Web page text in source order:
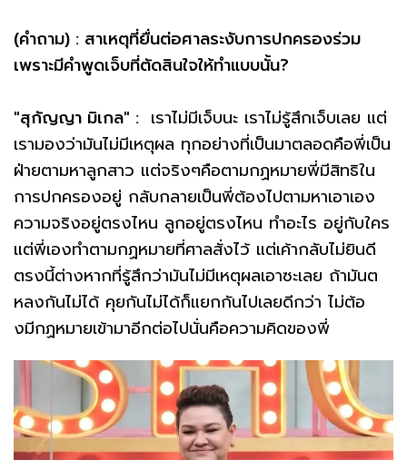
(คำถาม) : สาเหตุที่ยื่นต่อศาลระงับการปกครองร่วม
เพราะมีคำพูดเจ็บที่ตัดสินใจให้ทำแบบนั้น?
"สุกัญญา มิเกล" : เราไม่มีเจ็บนะ เราไม่รู้สึกเจ็บเลย แต่
เรามองว่ามันไม่มีเหตุผล ทุกอย่างที่เป็นมาตลอดคือพี่เป็น
ฝ่ายตามหาลูกสาว แต่จริงๆคือตามกฏหมายพี่มีสิทธิใน
การปกครองอยู่ กลับกลายเป็นพี่ต้องไปตามหาเอาเอง
ความจริงอยู่ตรงไหน ลูกอยู่ตรงไหน ทำอะไร อยู่กับใคร
แต่พี่เองทำตามกฏหมายที่ศาลสั่งไว้ แต่เค้ากลับไม่ยินดี
ตรงนี้ต่างหากที่รู้สึกว่ามันไม่มีเหตุผลเอาซะเลย ถ้ามันต
หลงกันไม่ได้ คุยกันไม่ได้ก็แยกกันไปเลยดีกว่า ไม่ต้อ
งมีกฏหมายเข้ามาอีกต่อไปนั่นคือความคิดของพี่